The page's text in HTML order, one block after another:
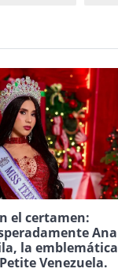
el certamen:
Ana
la emblemática
Venezuela.